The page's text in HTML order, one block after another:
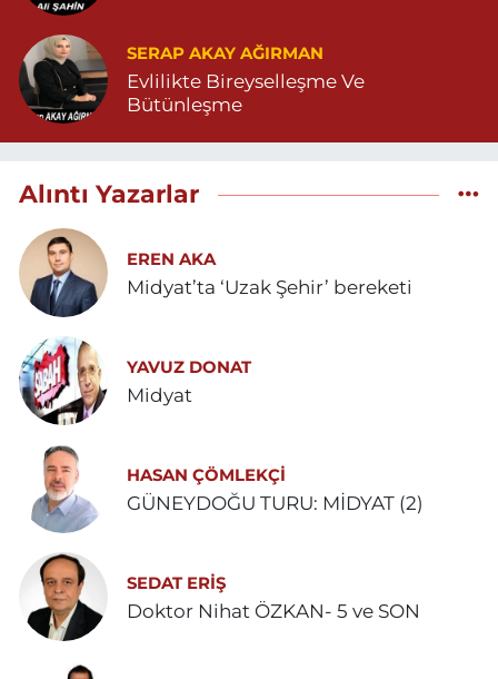
SERAP AKAY AĞIRMAN
Evlilikte Bireyselleşme Ve
Bütünleşme
Alıntı Yazarlar
EREN AKA
Midyat’ta ‘Uzak Şehir’ bereketi
YAVUZ DONAT
Midyat
HASAN ÇÖMLEKÇİ
GÜNEYDOĞU TURU: MİDYAT (2)
SEDAT ERİŞ
Doktor Nihat ÖZKAN- 5 ve SON